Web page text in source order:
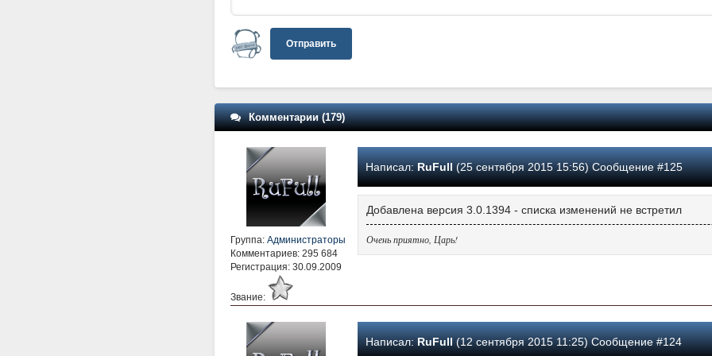
Отправить
Комментарии (179)
Группа: Администраторы
Комментариев: 295 684
Регистрация: 30.09.2009
Звание:
Написал: RuFull(25 сентября 2015 15:56) Сообщение #125
Добавлена версия 3.0.1394 - списка изменений не встретил
Очень приятно, Царь!
Написал: RuFull(12 сентября 2015 11:25) Сообщение #124